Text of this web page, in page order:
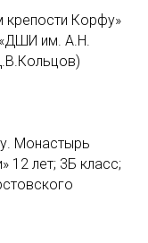
Корфу»
им. А.Н.
Монастырь
12 лет; 3Б класс;